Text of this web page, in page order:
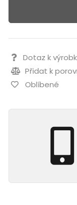
Dotaz k
Přidat k
Oblíbené